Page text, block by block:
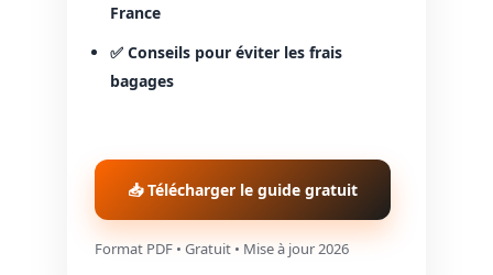
France
✅ Conseils pour éviter les frais
bagages
📥 Télécharger le guide gratuit
Format PDF • Gratuit • Mise à jour 2026